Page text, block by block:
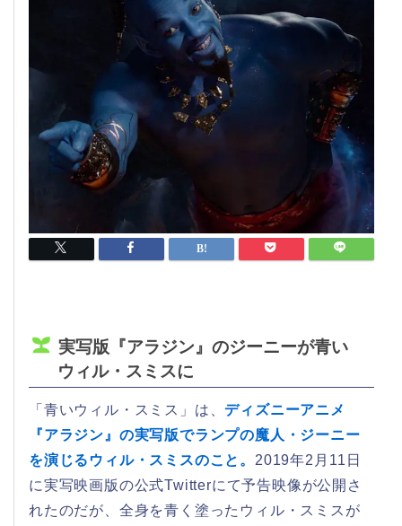
実写版『アラジン』のジーニーが青い
ウィル・スミスに
「青いウィル・スミス」は、ディズニーアニメ
『アラジン』の実写版でランプの魔人・ジーニー
を演じるウィル・スミスのこと。 2019年2月11日
に実写映画版の公式Twitterにて予告映像が公開さ
れたのだが、全身を青く塗ったウィル・スミスが